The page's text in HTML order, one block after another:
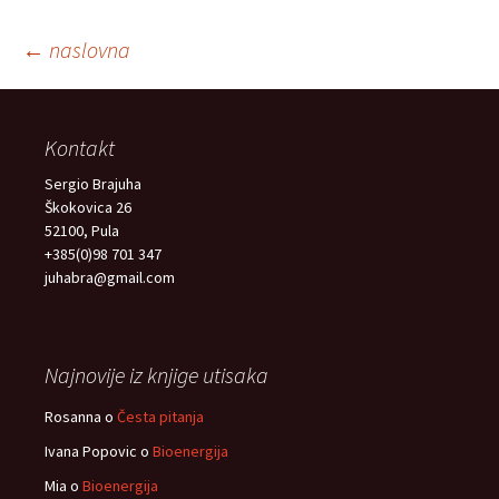
Navigacija
objava
← naslovna
Kontakt
Sergio Brajuha
Škokovica 26
52100, Pula
+385(0)98 701 347
juhabra@gmail.com
Najnovije iz knjige utisaka
Rosanna o Česta pitanja
Ivana Popovic o Bioenergija
Mia o Bioenergija